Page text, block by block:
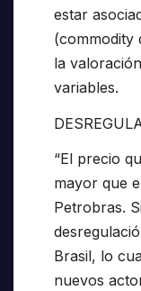
estar
(commodity
la
variables.
“El precio
mayor que
Petrobras.
Brasil, lo
nuevos